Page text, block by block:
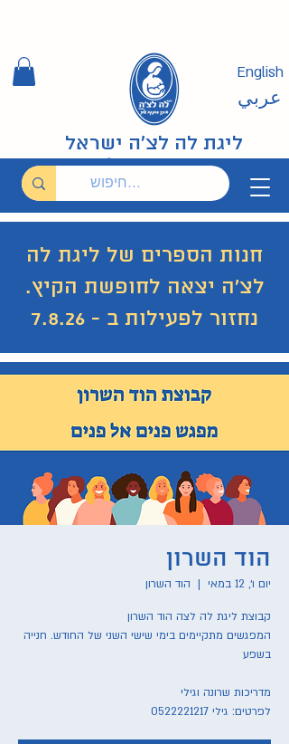
ליגת לה לצ'ה ישראל
English
عربي
חנות הספרים של ליגת לה
לצ'ה יצאה לחופשת הקיץ.
נחזור לפעילות ב - 7.8.26
הוד השרון
יום ו׳, 12 במאי
  |
הוד השרון
המפגשים מתקיימים בימי שישי השני של החודש. חנייה
לפרטים: גילי 0522221217